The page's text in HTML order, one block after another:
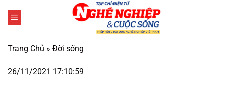
qua
dung
Trang Chủ » Đời sống
26/11/2021 17:10:59